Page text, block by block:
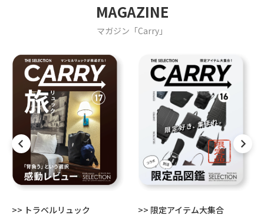
MAGAZINE
マガジン「Carry」
>> トラベルリュック >> 限定アイテム大集合